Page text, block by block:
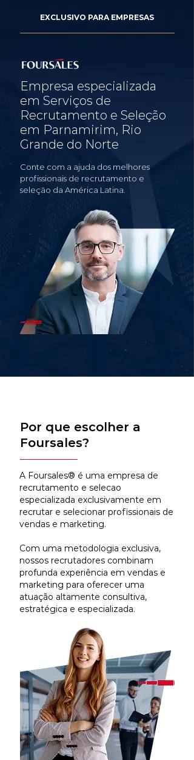
EXCLUSIVO PARA EMPRESAS
Empresa especializada
em Serviços de
Recrutamento e Seleção
em Parnamirim, Rio
Grande do Norte
Conte com a ajuda dos melhores
profissionais de recrutamento e
seleção da América Latina.
Por que escolher a
Foursales?
A Foursales® é uma empresa de
recrutamento e selecao
especializada exclusivamente em
recrutar e selecionar profissionais de
vendas e marketing.
Com uma metodologia exclusiva,
nossos recrutadores combinam
profunda experiência em vendas e
marketing para oferecer uma
atuação altamente consultiva,
estratégica e especializada.